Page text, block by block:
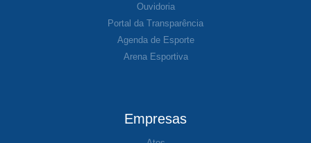
Ouvidoria
Portal da Transparência
Agenda de Esporte
Arena Esportiva
Empresas